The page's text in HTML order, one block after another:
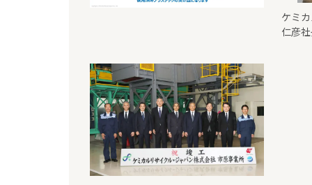
ケミ
仁彦